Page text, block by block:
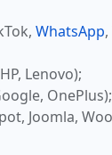
WhatsApp
Lenovo);
OnePlus);
Joomla,